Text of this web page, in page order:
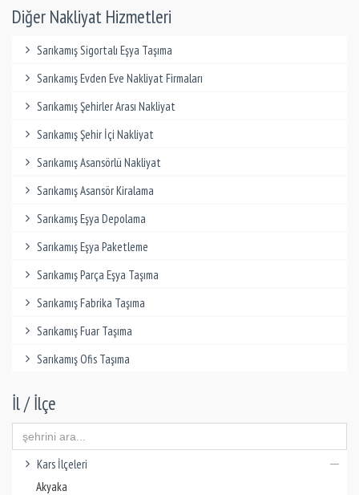
Diğer Nakliyat Hizmetleri
Sarıkamış Sigortalı Eşya Taşıma
Sarıkamış Evden Eve Nakliyat Firmaları
Sarıkamış Şehirler Arası Nakliyat
Sarıkamış Şehir İçi Nakliyat
Sarıkamış Asansörlü Nakliyat
Sarıkamış Asansör Kiralama
Sarıkamış Eşya Depolama
Sarıkamış Eşya Paketleme
Sarıkamış Parça Eşya Taşıma
Sarıkamış Fabrika Taşıma
Sarıkamış Fuar Taşıma
Sarıkamış Ofis Taşıma
İl / İlçe
Kars İlçeleri
Akyaka